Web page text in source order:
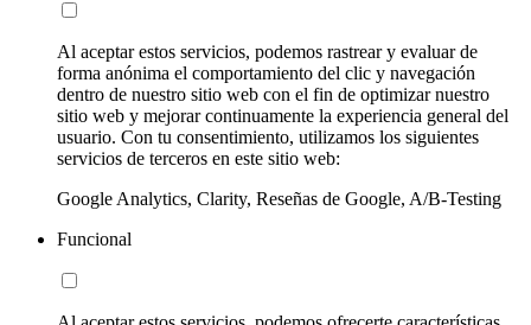
Al aceptar estos servicios, podemos rastrear y evaluar de
forma anónima el comportamiento del clic y navegación
dentro de nuestro sitio web con el fin de optimizar nuestro
sitio web y mejorar continuamente la experiencia general del
usuario. Con tu consentimiento, utilizamos los siguientes
servicios de terceros en este sitio web:
Google Analytics, Clarity, Reseñas de Google, A/B-Testing
Funcional